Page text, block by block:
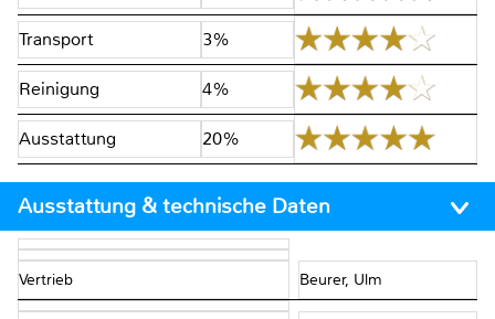
Transport 3%
Reinigung 4%
Ausstattung 20%
Ausstattung & technische Daten
Vertrieb Beurer, Ulm